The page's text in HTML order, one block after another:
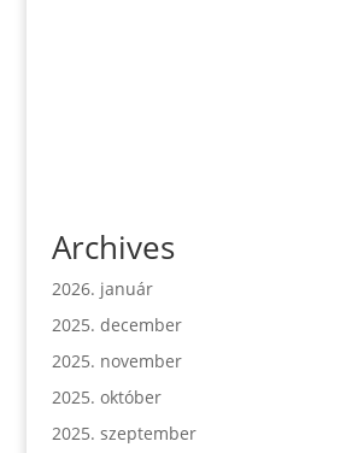
Archives
2026. január
2025. december
2025. november
2025. október
2025. szeptember